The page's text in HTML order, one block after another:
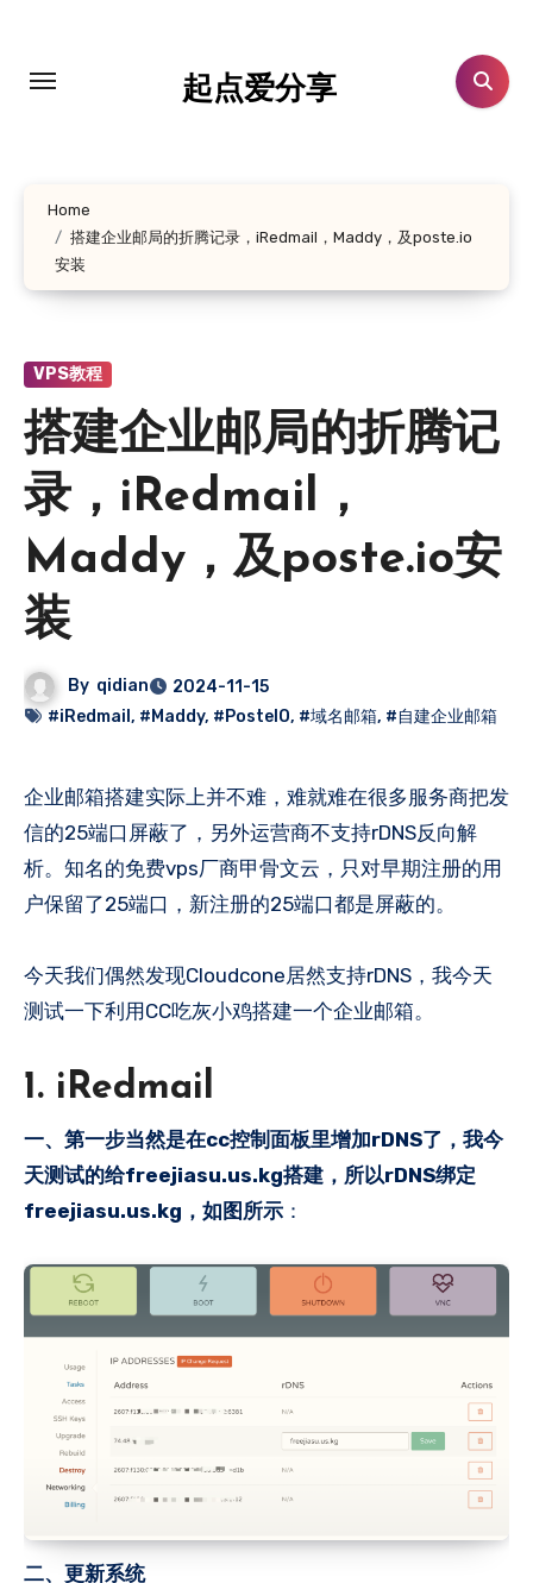
起点爱分享
Home
搭建企业邮局的折腾记录，iRedmail，Maddy，及poste.io
安装
VPS教程
搭建企业邮局的折腾记
录，iRedmail，
Maddy，及poste.io安
装
By qidian
2024-11-15
#iRedmail , #Maddy, #PosteIO, #域名邮箱, #自建企业邮箱
企业邮箱搭建实际上并不难，难就难在很多服务商把发
信的25端口屏蔽了，另外运营商不支持rDNS反向解
析。知名的免费vps厂商甲骨文云，只对早期注册的用
户保留了25端口，新注册的25端口都是屏蔽的。
今天我们偶然发现Cloudcone居然支持rDNS，我今天
测试一下利用CC吃灰小鸡搭建一个企业邮箱。
1. iRedmail
一、第一步当然是在cc控制面板里增加rDNS了，我今
天测试的给freejiasu.us.kg搭建，所以rDNS绑定
freejiasu.us.kg，如图所示 ：
二、更新系统